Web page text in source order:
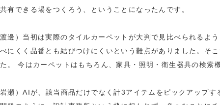
共有できる場をつくろう、ということになったんです。
渡邊）当初は実際のタイルカーペットが大判で見比べられるよ
べにくく品番とも結びつけにくいという難点がありました。そ
た。 今はカーペットはもちろん、家具・照明・衛生器具の検索
岩瀬）AIが、該当商品だけでなく計3アイテムをピックアップ